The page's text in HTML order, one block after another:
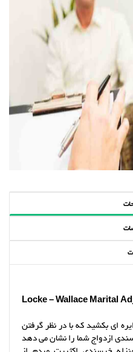
Locke – Wallace Marital
ای بکشید که با در نظر گرفتن
ازدواج شما را نشان می دهد